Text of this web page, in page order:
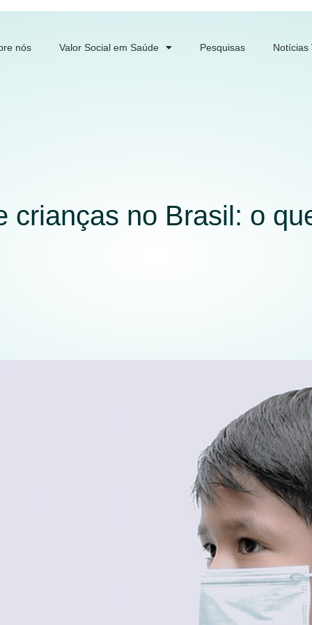
nós Valor Social em Saúde Pesquisas Notícias
crianças no Brasil: o